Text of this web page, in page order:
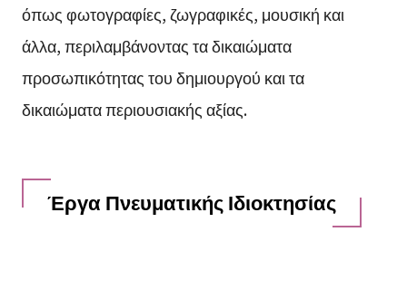
όπως φωτογραφίες, ζωγραφικές, μουσική και
άλλα, περιλαμβάνοντας τα δικαιώματα
προσωπικότητας του δημιουργού και τα
δικαιώματα περιουσιακής αξίας.
Έργα Πνευματικής Ιδιοκτησίας